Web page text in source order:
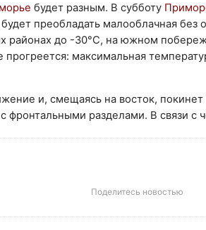
будет разным. В субботу
преобладать малооблачная без
районах до -30°C, на южном
максимальная
и, смещаясь на восток,
фронтальными разделами. В связи
Поделитесь новостью